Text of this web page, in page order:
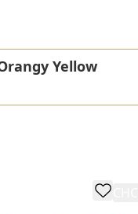
Yellow